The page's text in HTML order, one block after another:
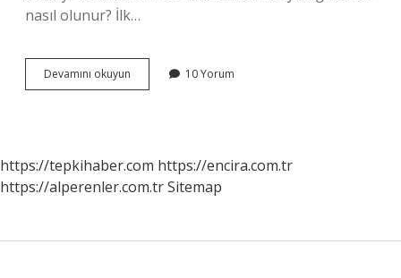
nasıl olunur? İlk…
Devamını okuyun
Yıllık
10 Yorum
https://tepkihaber.com https://encira.com.tr
https://alperenler.com.trSitemap